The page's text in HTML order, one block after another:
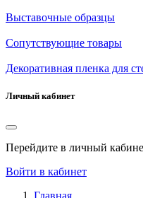
Выставочные образцы
Сопутствующие товары
Декоративная пленка для
Личный кабинет
Перейдите в личный
Войти в кабинет